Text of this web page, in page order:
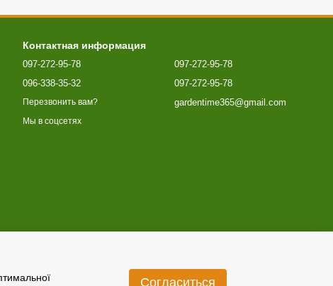
Контактная информация
097-272-95-78
096-338-35-32
Перезвонить вам?
097-272-95-78
097-272-95-78
gardentime365@gmail.com
Мы в соцсетях
Согласиться